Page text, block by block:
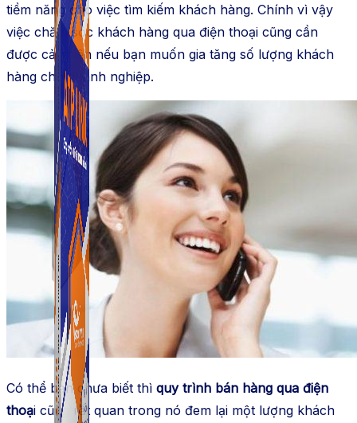
ATP Link
Tạo Bio Link nhanh chóng chỉ với vài click chuột
tiềm năng cho việc tìm kiếm khách hàng. Chính vì vậy
việc chăm sóc khách hàng qua điện thoại cũng cần
được cải thiện nếu bạn muốn gia tăng số lượng khách
hàng cho doanh nghiệp.
Có thể bạn chưa biết thì quy trình bán hàng qua điện
thoại cũng rất quan trong nó đem lại một lượng khách